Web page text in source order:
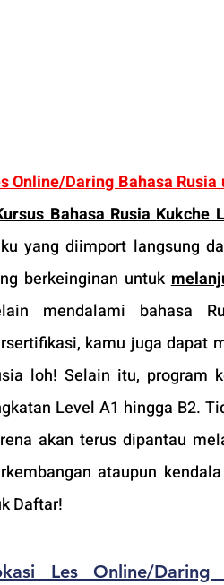
Online/Daring Bahasa
Bahasa Rusia Kukche
yang diimport langsung
berkeinginan untuk
mendalami bahasa
kamu juga dapat
loh! Selain itu, program
Level A1 hingga B2.
akan terus dipantau
ataupun
Daftar!
Les Online/